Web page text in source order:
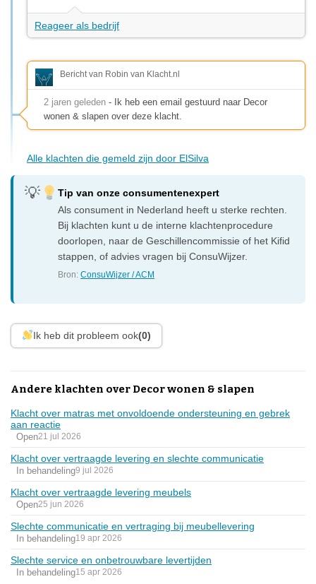
Reageer als bedrijf
Bericht van Robin van Klacht.nl
2 jaren geleden - Ik heb een email gestuurd naar Decor
wonen & slapen over deze klacht.
Alle klachten die gemeld zijn door ElSilva
Tip van onze consumentenexpert
Als consument in Nederland heeft u sterke rechten.
Bij klachten kunt u de interne klachtenprocedure
doorlopen, naar de Geschillencommissie of het Kifid
stappen, of advies vragen bij ConsuWijzer.
Bron:ConsuWijzer / ACM
Ik heb dit probleem ook(0)
Andere klachten over Decor wonen & slapen
Klacht over matras met onvoldoende ondersteuning en gebrek
aan reactie
Open21 jul 2026
Klacht over vertraagde levering en slechte communicatie
In behandeling9 jul 2026
Klacht over vertraagde levering meubels
Open25 jun 2026
Slechte communicatie en vertraging bij meubellevering
In behandeling19 apr 2026
Slechte service en onbetrouwbare levertijden
In behandeling15 apr 2026